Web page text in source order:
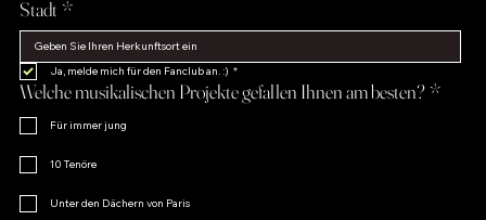
Stadt *
Ja, melde mich für den Fanclub an. :) *
Welche musikalischen Projekte gefallen Ihnen am besten? *
Für immer jung
10 Tenöre
Unter den Dächern von Paris